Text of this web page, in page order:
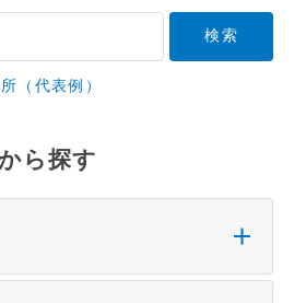
。本サイトに掲載されている取
製品に同梱されている取扱説明
合がありますので、あらかじめ
や「安全上のご注意」など安全
った内容になっております。製
する注意についてのご質問等に
さいますようお願いします
（代表例）
ら探す